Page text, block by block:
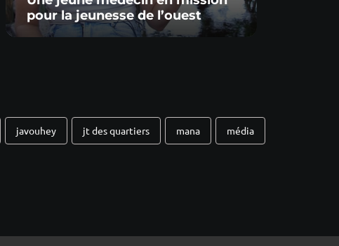
pour la jeunesse de l’ouest
javouhey jt des quartiers mana média